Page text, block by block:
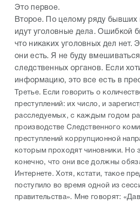
Это первое.
Второе. По целому ряду бывших
идут уголовные дела. Ошибкой
что никаких уголовных дел нет.
они есть. Я не буду
следственных органов. Если
информацию, это все есть в
Третье. Если говорить о
преступлений: их число, и
расследуемых, с каждым годом
производстве Следственного
преступлений коррупционной
которым проходят чиновники. Но
конечно, что они все должны
Интернете. Хотя, кстати, такое
поступило во время одной из
правительства». Мне говорят: